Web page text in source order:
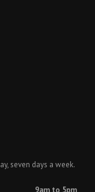
seven days a week.